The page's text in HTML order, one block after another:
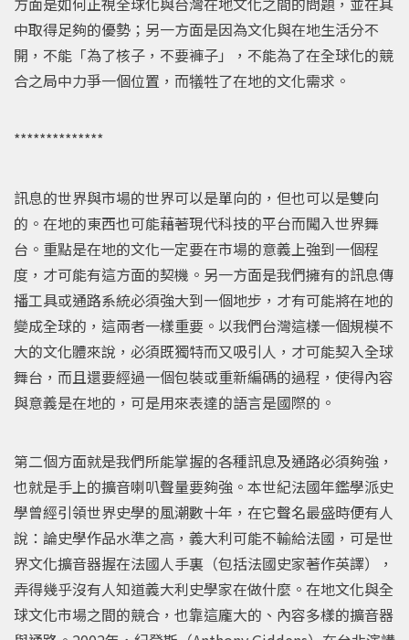
中取得足夠的優勢；另一方面是因為文化與在地生活分不
開，不能「為了核子，不要褲子」，不能為了在全球化的競
合之局中力爭一個位置，而犠牲了在地的文化需求。
**************
訊息的世界與市場的世界可以是單向的，但也可以是雙向
的。在地的東西也可能藉著現代科技的平台而闖入世界舞
台。重點是在地的文化一定要在市場的意義上強到一個程
度，才可能有這方面的契機。另一方面是我們擁有的訊息傳
播工具或通路系統必須強大到一個地步，才有可能將在地的
變成全球的，這兩者一樣重要。以我們台灣這樣一個規模不
大的文化體來說，必須既獨特而又吸引人，才可能契入全球
舞台，而且還要經過一個包裝或重新編碼的過程，使得內容
與意義是在地的，可是用來表達的語言是國際的。
第二個方面就是我們所能掌握的各種訊息及通路必須夠強，
也就是手上的擴音喇叭聲量要夠強。本世紀法國年鑑學派史
學曾經引領世界史學的風潮數十年，在它聲名最盛時便有人
說：論史學作品水準之高，義大利可能不輸給法國，可是世
界文化擴音器握在法國人手裏（包括法國史家著作英譯），
弄得幾乎沒有人知道義大利史學家在做什麼。在地文化與全
球文化市場之間的競合，也靠這龐大的、內容多樣的擴音器